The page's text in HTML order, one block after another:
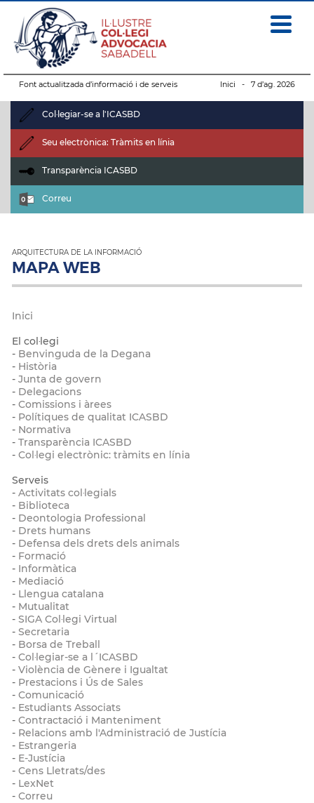
Font actualitzada d’informació i de serveis Inici - 7 d’ag. 2026
Col·legiar-se a l'ICASBD
Seu electrònica: Tràmits en línia
Transparència ICASBD
Correu
ARQUITECTURA DE LA INFORMACIÓ
MAPA WEB
Inici
El col·legi
- Benvinguda de la Degana
- Història
- Junta de govern
- Delegacions
- Comissions i àrees
- Polítiques de qualitat ICASBD
- Normativa
- Transparència ICASBD
- Col·legi electrònic: tràmits en línia
Serveis
- Activitats col·legials
- Biblioteca
- Deontologia Professional
- Drets humans
- Defensa dels drets dels animals
- Formació
- Informàtica
- Mediació
- Llengua catalana
- Mutualitat
- SIGA Col·legi Virtual
- Secretaria
- Borsa de Treball
- Col·legiar-se a l´ICASBD
- Violència de Gènere i Igualtat
- Prestacions i Ús de Sales
- Comunicació
- Estudiants Associats
- Contractació i Manteniment
- Relacions amb l'Administració de Justícia
- Estrangeria
- E-Justícia
- Cens Lletrats/des
- LexNet
- Correu